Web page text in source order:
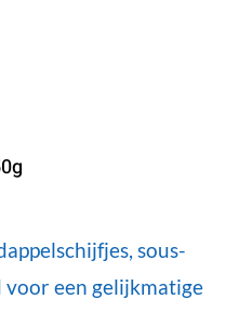
sous-
voor een gelijkmatige